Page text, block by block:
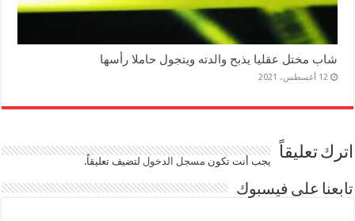
شاب مختل عقليا يذبح والدته ويتجول حاملا رأسها
12 أغسطس، 2021
اترك تعليقاً يجب أنت تكون مسجل الدخوللتضيف تعليقاً.
تابعنا على فيسبوك